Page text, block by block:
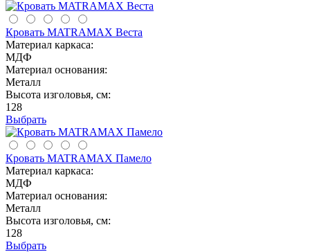
Кровать MATRAMAX Веста
Материал каркаса:
МДФ
Материал основания:
Металл
Высота изголовья, см:
128
Выбрать
Кровать MATRAMAX Памело
Материал каркаса:
МДФ
Материал основания:
Металл
Высота изголовья, см:
128
Выбрать